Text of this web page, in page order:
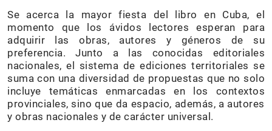
Se acerca la mayor fiesta del libro en Cuba, el
momento que los ávidos lectores esperan para
adquirir las obras, autores y géneros de su
preferencia. Junto a las conocidas editoriales
nacionales, el sistema de ediciones territoriales se
suma con una diversidad de propuestas que no solo
incluye temáticas enmarcadas en los contextos
provinciales, sino que da espacio, además, a autores
y obras nacionales y de carácter universal.